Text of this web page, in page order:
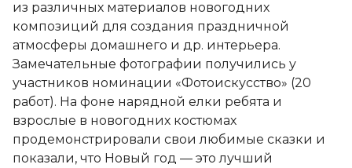
из различных материалов новогодних
композиций для создания праздничной
атмосферы домашнего и др. интерьера.
Замечательные фотографии получились у
участников номинации «Фотоискусство» (20
работ). На фоне нарядной елки ребята и
взрослые в новогодних костюмах
продемонстрировали свои любимые сказки и
показали, что Новый год — это лучший